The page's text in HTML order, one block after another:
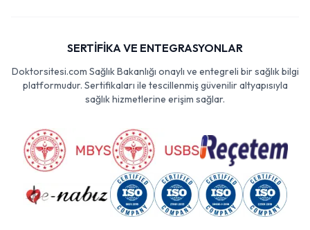
SERTİFİKA VE ENTEGRASYONLAR
Doktorsitesi.com Sağlık Bakanlığı onaylı ve entegreli bir sağlık bilgi
platformudur. Sertifikaları ile tescillenmiş güvenilir altyapısıyla
sağlık hizmetlerine erişim sağlar.